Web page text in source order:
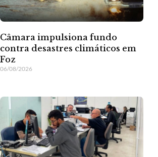
Câmara impulsiona fundo
contra desastres climáticos em
Foz
06/08/2026